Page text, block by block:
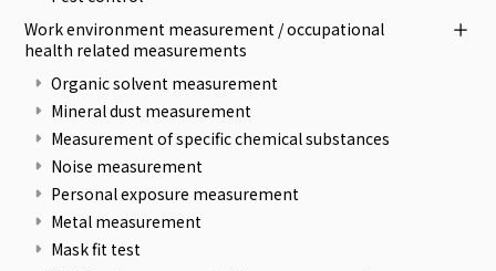
Work environment measurement / occupational
health related measurements
Organic solvent measurement
Mineral dust measurement
Measurement of specific chemical substances
Noise measurement
Personal exposure measurement
Metal measurement
Mask fit test